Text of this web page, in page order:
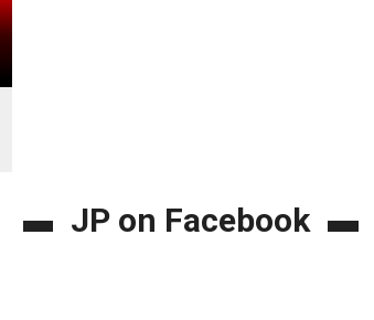
JP on Facebook